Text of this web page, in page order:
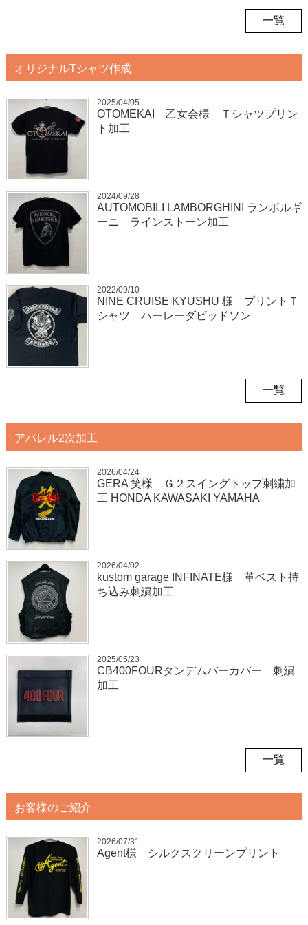
一覧
オリジナルTシャツ作成
2025/04/05
OTOMEKAI 乙女会様 Ｔシャツプリン
ト加工
2024/09/28
AUTOMOBILI LAMBORGHINI ランボルギ
ーニ ラインストーン加工
2022/09/10
NINE CRUISE KYUSHU 様 プリントＴ
シャツ ハーレーダビッドソン
一覧
アパレル2次加工
2026/04/24
GERA 笑様 Ｇ２スイングトップ刺繍加
工 HONDA KAWASAKI YAMAHA
2026/04/02
kustom garage INFINATE様 革ベスト持
ち込み刺繍加工
2025/05/23
CB400FOURタンデムバーカバー 刺繍
加工
一覧
お客様のご紹介
2026/07/31
Agent様 シルクスクリーンプリント